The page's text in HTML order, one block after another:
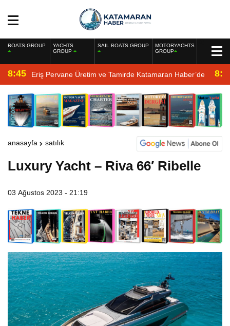
BOATS GROUP
YACHTS
GROUP
SAIL BOATS GROUP
MOTORYACHTS
GROUP
8:45 Eriş Pervane Üretim ve Tamirde Katamaran Haber’de
anasayfa satılık
Luxury Yacht – Riva 66′ Ribelle
03 Ağustos 2023 - 21:19